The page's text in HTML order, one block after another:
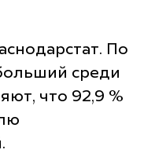
По
среди
что 92,9 %